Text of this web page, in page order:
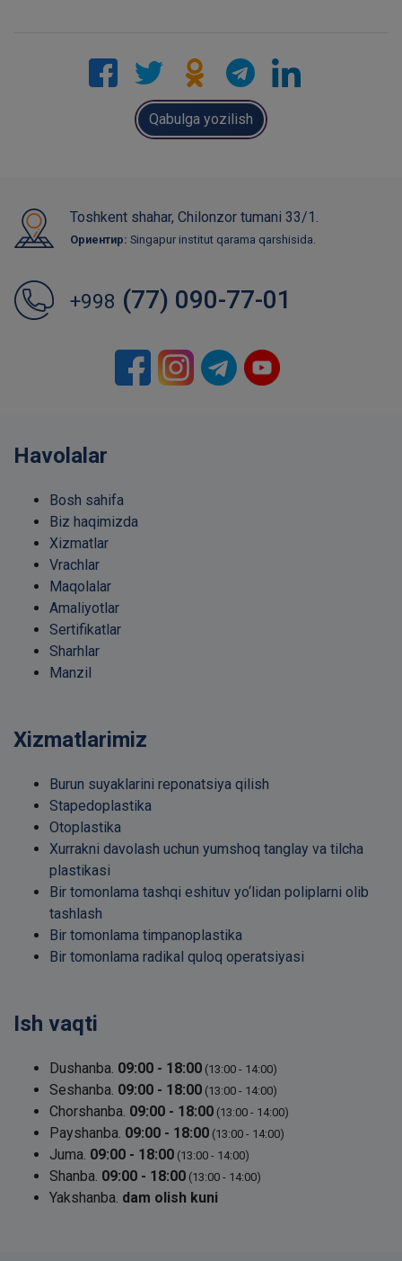
Qabulga yozilish
Toshkent shahar, Chilonzor tumani 33/1.
Ориентир: Singapur institut qarama qarshisida.
+998 (77) 090-77-01
Havolalar
Bosh sahifa
Biz haqimizda
Xizmatlar
Vrachlar
Maqolalar
Amaliyotlar
Sertifikatlar
Sharhlar
Manzil
Xizmatlarimiz
Burun suyaklarini reponatsiya qilish
Stapedoplastika
Otoplastika
Xurrakni davolash uchun yumshoq tanglay va tilcha
plastikasi
Bir tomonlama tashqi eshituv yo‘lidan poliplarni olib
tashlash
Bir tomonlama timpanoplastika
Bir tomonlama radikal quloq operatsiyasi
Ish vaqti
Dushanba. 09:00 - 18:00 (13:00 - 14:00)
Seshanba. 09:00 - 18:00 (13:00 - 14:00)
Chorshanba. 09:00 - 18:00 (13:00 - 14:00)
Payshanba. 09:00 - 18:00 (13:00 - 14:00)
Juma. 09:00 - 18:00 (13:00 - 14:00)
Shanba. 09:00 - 18:00 (13:00 - 14:00)
Yakshanba. dam olish kuni